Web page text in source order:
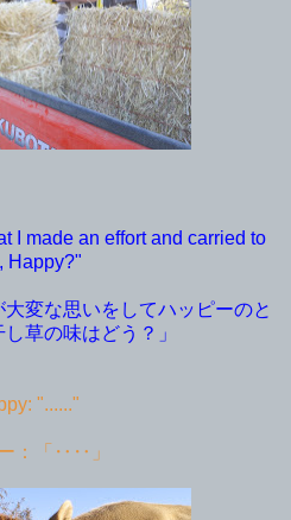
I made an effort and carried to
Happy?"
変な思いをしてハッピーのと
草の味はどう？」
"......"
：「‥‥」